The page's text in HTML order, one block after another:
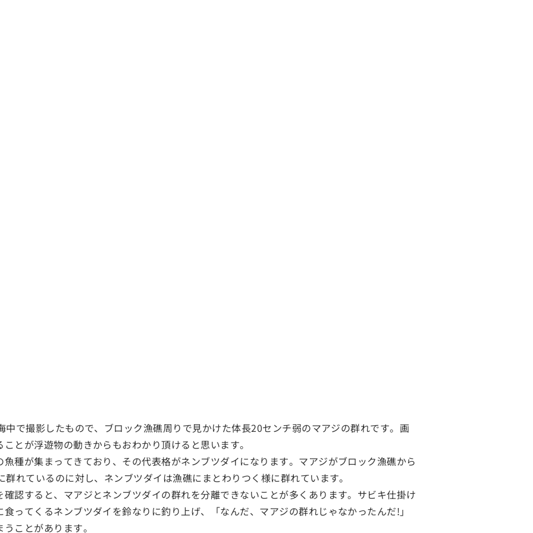
で撮影したもので、ブロック漁礁周りで見かけた体長20センチ弱のマアジの群れです。画
とが浮遊物の動きからもおわかり頂けると思います。
種が集まってきており、その代表格がネンブツダイになります。マアジがブロック漁礁から
れているのに対し、ネンブツダイは漁礁にまとわりつく様に群れています。
認すると、マアジとネンブツダイの群れを分離できないことが多くあります。サビキ仕掛け
ってくるネンブツダイを鈴なりに釣り上げ、「なんだ、マアジの群れじゃなかったんだ!」
ことがあります。